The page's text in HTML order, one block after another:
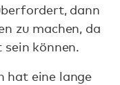
dann
zu machen, da
können.
hat eine lange